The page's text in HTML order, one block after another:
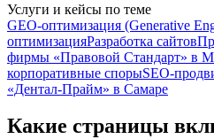
Услуги и кейсы по теме
GEO-оптимизация (Generative
оптимизацияРазработка сайтов
фирмы «Правовой Стандарт» в
корпоративные спорыSEO-
«Дентал-Прайм» в Самаре
Какие страницы